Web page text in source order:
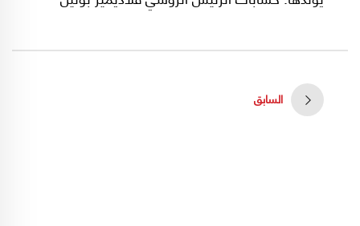
تختبر بها الحرب دفاعاتها واقتصاداتها وأنظمة الطاقة
وديموقراطيتها هي الاختبار الأصعب في تاريخ
القارة"، بحسب تقرير ناتالي توكي في "الفورين
السابق